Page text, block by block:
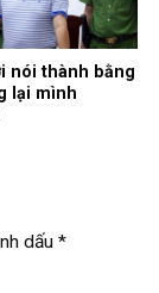
nói thành bằng
lại mình
dấu *